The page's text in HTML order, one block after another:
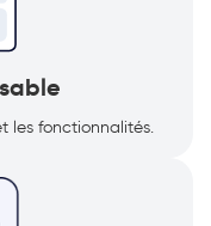
les fonctionnalités.